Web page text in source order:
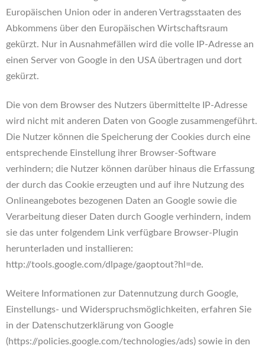
Europäischen Union oder in anderen Vertragsstaaten des
Abkommens über den Europäischen Wirtschaftsraum
gekürzt. Nur in Ausnahmefällen wird die volle IP-Adresse an
einen Server von Google in den USA übertragen und dort
gekürzt.
Die von dem Browser des Nutzers übermittelte IP-Adresse
wird nicht mit anderen Daten von Google zusammengeführt.
Die Nutzer können die Speicherung der Cookies durch eine
entsprechende Einstellung ihrer Browser-Software
verhindern; die Nutzer können darüber hinaus die Erfassung
der durch das Cookie erzeugten und auf ihre Nutzung des
Onlineangebotes bezogenen Daten an Google sowie die
Verarbeitung dieser Daten durch Google verhindern, indem
sie das unter folgendem Link verfügbare Browser-Plugin
herunterladen und installieren:
http://tools.google.com/dlpage/gaoptout?hl=de.
Weitere Informationen zur Datennutzung durch Google,
Einstellungs- und Widerspruchsmöglichkeiten, erfahren Sie
in der Datenschutzerklärung von Google
(https://policies.google.com/technologies/ads) sowie in den